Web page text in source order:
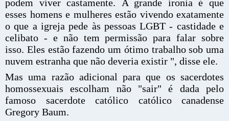
podem viver castamente. A grande ironia é que
esses homens e mulheres estão vivendo exatamente
o que a igreja pede às pessoas LGBT - castidade e
celibato - e não tem permissão para falar sobre
isso. Eles estão fazendo um ótimo trabalho sob uma
nuvem estranha que não deveria existir ", disse ele.
Mas uma razão adicional para que os sacerdotes
homossexuais escolham não "sair" é dada pelo
famoso sacerdote católico católico canadense
Gregory Baum.